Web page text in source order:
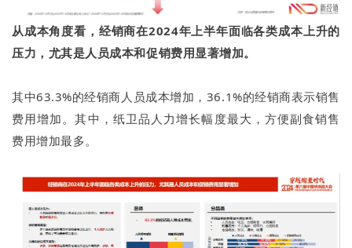
从成本角度看，经销商在2024年上半年面临各类成本上升的
压力，尤其是人员成本和促销费用显著增加。
其中63.3%的经销商人员成本增加，36.1%的经销商表示销售
费用增加。其中，纸卫品人力增长幅度最大，方便副食销售
费用增加最多。